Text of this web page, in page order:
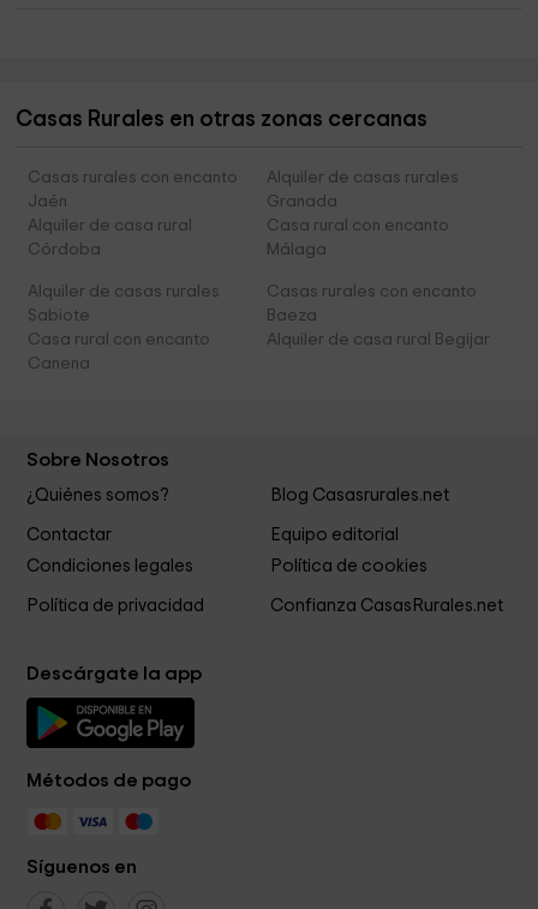
Casas Rurales en otras zonas cercanas
Casas rurales con encanto
Jaén
Alquiler de casas rurales
Granada
Alquiler de casa rural
Córdoba
Casa rural con encanto
Málaga
Alquiler de casas rurales
Sabiote
Casas rurales con encanto
Baeza
Casa rural con encanto
Canena
Alquiler de casa rural Begijar
Sobre Nosotros
¿Quiénes somos? Blog Casasrurales.net
Contactar
Equipo editorial
Condiciones legales
Política de cookies
Política de privacidad Confianza CasasRurales.net
Descárgate la app
Métodos de pago
Síguenos en